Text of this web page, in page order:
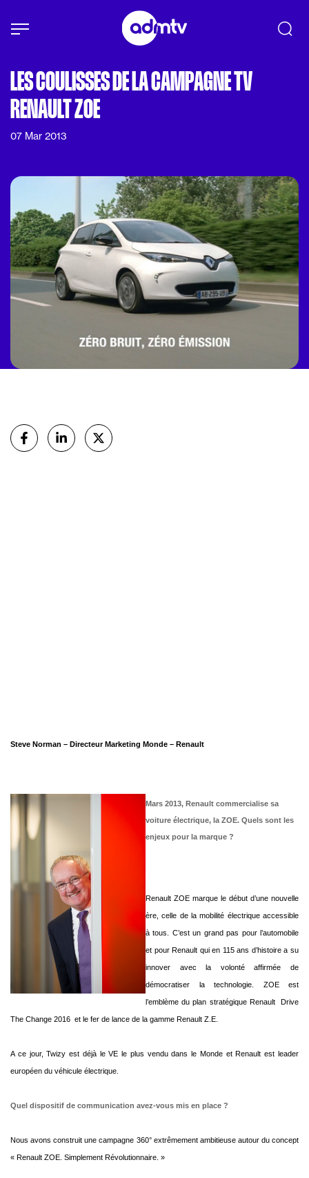
Aller au contenu principal
LES COULISSES DE LA CAMPAGNE TV
RENAULT ZOE
07 Mar 2013
Partager
sur Facebook
sur Linkedinsur X (Twitter)
Steve Norman – Directeur Marketing Monde – Renault
Mars 2013, Renault commercialise sa
voiture électrique, la ZOE. Quels sont les
enjeux pour la marque ?
Renault ZOE marque le début d’une nouvelle
ère, celle de la mobilité électrique accessible
à tous. C’est un grand pas pour l’automobile
et pour Renault qui en 115 ans d’histoire a su
innover avec la volonté affirmée de
démocratiser la technologie. ZOE est
l’emblème du plan stratégique Renault  Drive
The Change 2016  et le fer de lance de la gamme Renault Z.E.
A ce jour, Twizy est déjà le VE le plus vendu dans le Monde et Renault est leader
européen du véhicule électrique.
Quel dispositif de communication avez-vous mis en place ?
Nous avons construit une campagne 360° extrêmement ambitieuse autour du concept
« Renault ZOE. Simplement Révolutionnaire. »
Panneau de gestion des cookies